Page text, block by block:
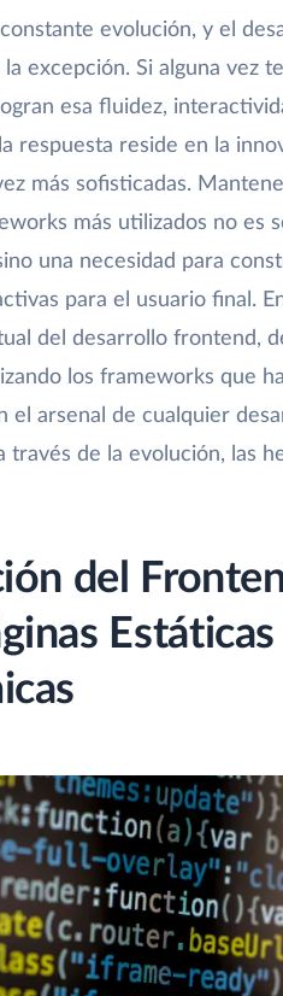
evolución, y el
excepción. Si alguna vez
esa fluidez,
respuesta reside en la
más sofisticadas.
más utilizados no es
una necesidad para
para el usuario final.
del desarrollo frontend,
los frameworks que
el arsenal de cualquier
través de la evolución, las
del
Estáticas